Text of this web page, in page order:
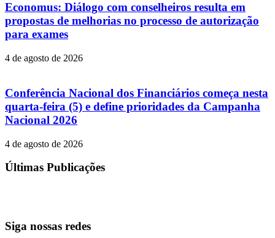
Economus: Diálogo com conselheiros resulta em
propostas de melhorias no processo de autorização
para exames
4 de agosto de 2026
Conferência Nacional dos Financiários começa nesta
quarta-feira (5) e define prioridades da Campanha
Nacional 2026
4 de agosto de 2026
Últimas Publicações
Siga nossas redes